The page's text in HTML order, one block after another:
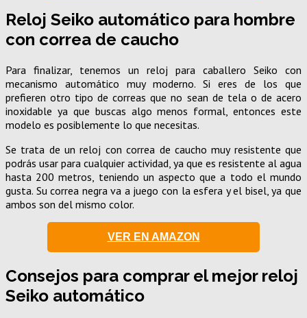
Reloj Seiko automático para hombre
con correa de caucho
Para finalizar, tenemos un reloj para caballero Seiko con
mecanismo automático muy moderno. Si eres de los que
prefieren otro tipo de correas que no sean de tela o de acero
inoxidable ya que buscas algo menos formal, entonces este
modelo es posiblemente lo que necesitas.
Se trata de un reloj con correa de caucho muy resistente que
podrás usar para cualquier actividad, ya que es resistente al agua
hasta 200 metros, teniendo un aspecto que a todo el mundo
gusta. Su correa negra va a juego con la esfera y el bisel, ya que
ambos son del mismo color.
VER EN AMAZON
Consejos para comprar el mejor reloj
Seiko automático